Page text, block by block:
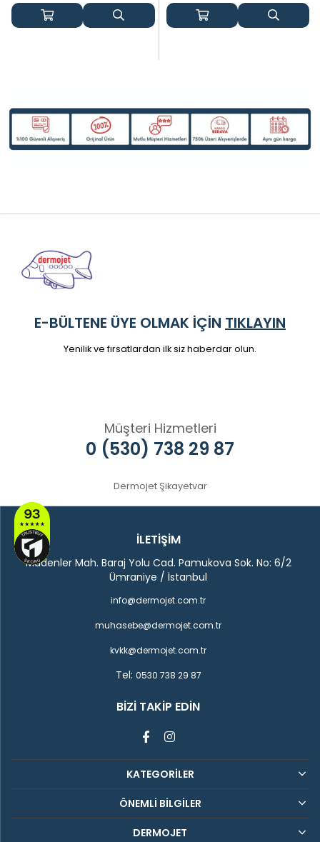
E-BÜLTENE ÜYE OLMAK İÇİN TIKLAYIN
Yenilik ve fırsatlardan ilk siz haberdar olun.
Müşteri Hizmetleri
0 (530) 738 29 87
Dermojet Şikayetvar
İLETİŞİM
Madenler Mah. Baraj Yolu Cad. Pamukova Sok. No: 6/2
Ümraniye / İstanbul
info@dermojet.com.tr
muhasebe@dermojet.com.tr
kvkk@dermojet.com.tr
Tel: 0530 738 29 87
BIZI TAKIP EDIN
KATEGORİLER
ÖNEMLİ BİLGİLER
DERMOJET